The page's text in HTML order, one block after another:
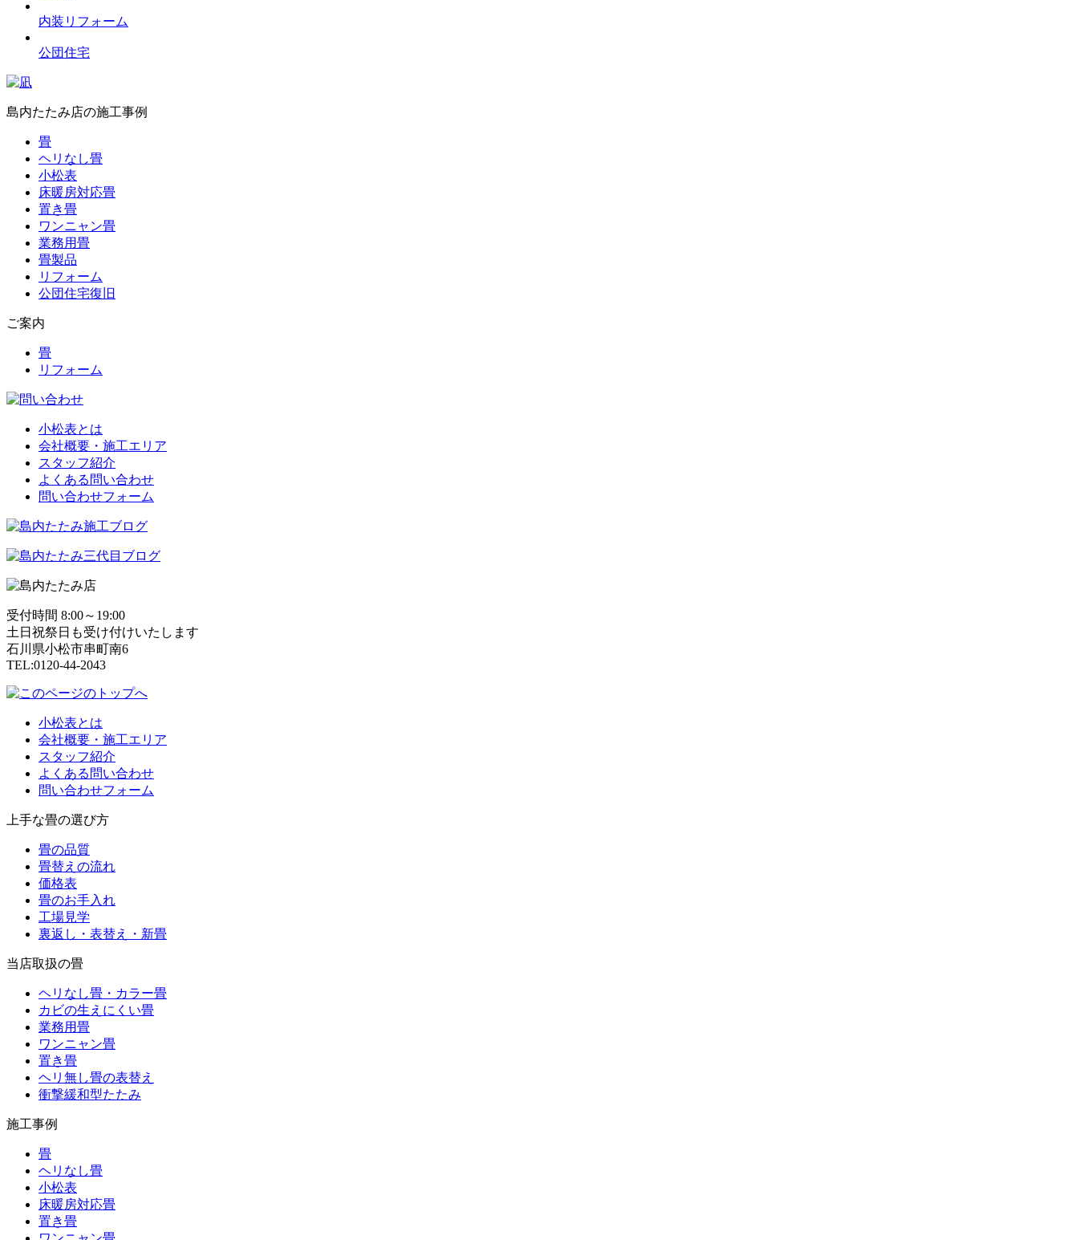
内装リフォーム
公団住宅
島内たたみ店の施工事例
畳
ヘリなし畳
小松表
床暖房対応畳
置き畳
ワンニャン畳
業務用畳
畳製品
リフォーム
公団住宅復旧
ご案内
畳
リフォーム
小松表とは
会社概要・施工エリア
スタッフ紹介
よくある問い合わせ
問い合わせフォーム
受付時間 8:00～19:00
土日祝祭日も受け付けいたします
石川県小松市串町南6
TEL:0120-44-2043
小松表とは
会社概要・施工エリア
スタッフ紹介
よくある問い合わせ
問い合わせフォーム
上手な畳の選び方
畳の品質
畳替えの流れ
価格表
畳のお手入れ
工場見学
裏返し・表替え・新畳
当店取扱の畳
ヘリなし畳・カラー畳
カビの生えにくい畳
業務用畳
ワンニャン畳
置き畳
ヘリ無し畳の表替え
衝撃緩和型たたみ
施工事例
畳
ヘリなし畳
小松表
床暖房対応畳
置き畳